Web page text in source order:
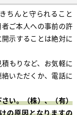
ちんと守られること
ご本人への事前の許
示することは絶対に
もりなど、お気軽に
いただくか、電話に
い。（株）、（有）
の原因となりますの